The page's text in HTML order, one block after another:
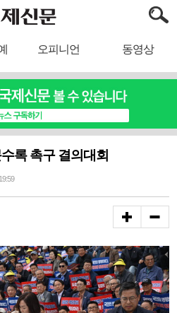
오피니언 동영상
록 촉구 결의대회